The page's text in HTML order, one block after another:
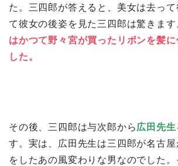
た。三四郎が答えると、美女は去っ
て彼女の後姿を見た三四郎は驚きま
はかつて野々宮が買ったリボンを髪
した。
その後、三四郎は与次郎から広田先生
す。実は、広田先生は三四郎が名古
をしたあの風変わりな男なのでした